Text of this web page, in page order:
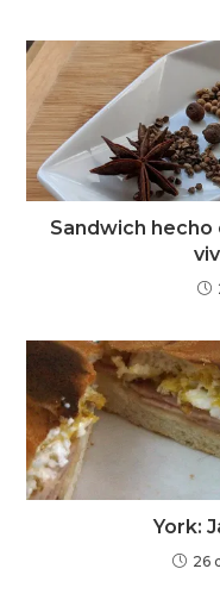
Sandwich hecho
York:
26